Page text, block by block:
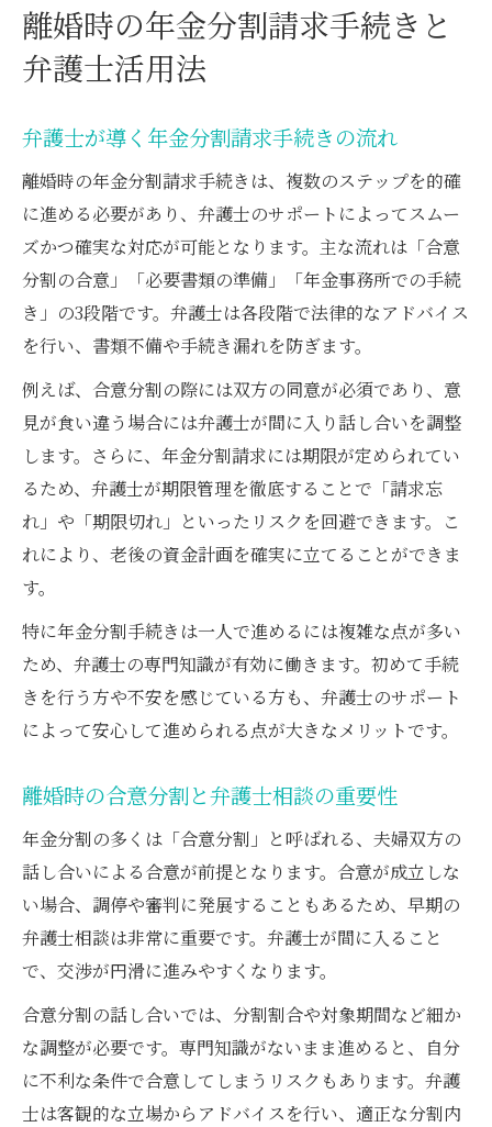
ート
年金分割請求の期限を逃さないために
ント
離婚後の年金分割手続き期限を正確に把握
する
年金分割請求の時効と弁護士による注意点
弁護士が教える請求期限延長の最新情報
期限切れを防ぐ弁護士相談のタイミングと
は
弁護士が解説する年金分割での重要な注意点
弁護士が指摘する年金分割手続きの落とし
穴
離婚時年金分割での必要書類と弁護士の助
言
年金分割割合の決め方と弁護士の役割
弁護士が解説する調停時の注意ポイント
離婚時に年金分割を忘れた場合の対処法を知る
年金分割手続きを忘れた時の弁護士対応策
の影響
離婚後に気付いた年金分割請求の進め方と
弁護士
年金分割の期限切れ時に弁護士ができるこ
と
弁護士と相談しながら過去の離婚でも年金
分割を検討
手続き一人で進める際の年金分割ポイント
弁護士無しで年金分割手続きする際の注意
点
離婚時の年金分割請求手続きと
弁護士活用法
弁護士が導く年金分割請求手続きの流れ
離婚時の年金分割請求手続きは、複数のステップを的確
に進める必要があり、弁護士のサポートによってスムー
ズかつ確実な対応が可能となります。主な流れは「合意
分割の合意」「必要書類の準備」「年金事務所での手続
き」の3段階です。弁護士は各段階で法律的なアドバイス
を行い、書類不備や手続き漏れを防ぎます。
例えば、合意分割の際には双方の同意が必須であり、意
見が食い違う場合には弁護士が間に入り話し合いを調整
します。さらに、年金分割請求には期限が定められてい
るため、弁護士が期限管理を徹底することで「請求忘
れ」や「期限切れ」といったリスクを回避できます。こ
れにより、老後の資金計画を確実に立てることができま
す。
特に年金分割手続きは一人で進めるには複雑な点が多い
ため、弁護士の専門知識が有効に働きます。初めて手続
きを行う方や不安を感じている方も、弁護士のサポート
によって安心して進められる点が大きなメリットです。
離婚時の合意分割と弁護士相談の重要性
年金分割の多くは「合意分割」と呼ばれる、夫婦双方の
話し合いによる合意が前提となります。合意が成立しな
い場合、調停や審判に発展することもあるため、早期の
弁護士相談は非常に重要です。弁護士が間に入ること
で、交渉が円滑に進みやすくなります。
合意分割の話し合いでは、分割割合や対象期間など細か
な調整が必要です。専門知識がないまま進めると、自分
に不利な条件で合意してしまうリスクもあります。弁護
士は客観的な立場からアドバイスを行い、適正な分割内